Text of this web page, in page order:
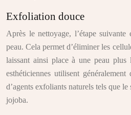
Exfoliation douce
Après le nettoyage, l’étape
peau. Cela permet d’éliminer les
laissant ainsi place à une peau plus
esthéticiennes utilisent
d’agents exfoliants naturels tels que
jojoba.